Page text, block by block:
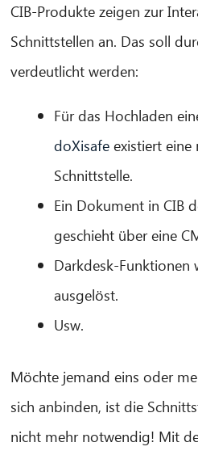
CIB-Produkte zeigen zur
Schnittstellen an. Das soll
verdeutlicht werden:
Für das Hochladen
doXisafe existiert eine
Schnittstelle.
Ein Dokument in CIB
geschieht über eine
Darkdesk-Funktionen
ausgelöst.
Usw.
Möchte jemand eins oder
sich anbinden, ist die
nicht mehr notwendig! Mit
CIB AI ChatBot
Olá! O que posso fazer por si?